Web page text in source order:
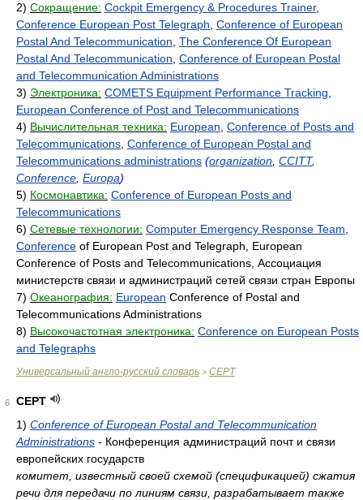
2) Сокращение: Cockpit Emergency & Procedures Trainer,
Conference European Post Telegraph Conference of European
Postal And Telecommunication The Conference Of European
Postal And Telecommunication Conference of European Postal
and Telecommunication Administrations
3) Электроника: COMETS Equipment Performance Tracking
European Conference of Post and Telecommunications
4) Вычислительная техника: European Conference of Posts and
Telecommunications Conference of European Postal and
Telecommunications administrations (organization CCITT,
Conference Europa)
5) Космонавтика: Conference of European Posts and
Telecommunications
6) Сетевые технологии: Computer Emergency Response Team
Conference of European Post and Telegraph, European
Conference of Posts and Telecommunications, Ассоциация
министерств связи и администраций сетей связи стран Европы
7) Океанография: European Conference of Postal and
Telecommunications Administrations
8) Высокочастотная электроника: Conference on European Posts
and Telegraphs
Универсальный англо-русский словарь > CEPT
6
CEPT
1) Conference of European Postal and Telecommunication
Administrations - Конференция администраций почт и связи
европейских государств
комитет, известный своей схемой (спецификацией) сжатия
речи для передачи по линиям связи, разрабатывает также